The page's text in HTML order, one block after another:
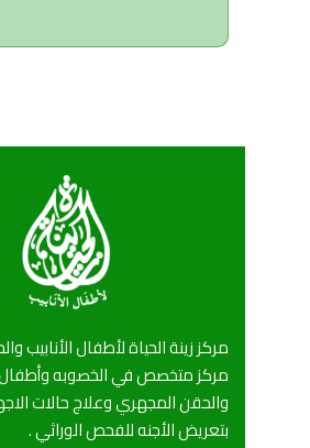
مركز زينة الحياة لأطفال الأنابيب
مركز متخصص في الخصوبه وأطفال
والحقن المجهري وعلاج حالات
بتعريض الأجنه للفحص الوراثي .